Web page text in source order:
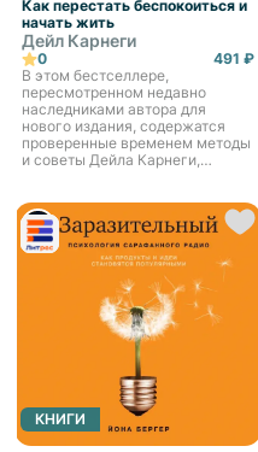
Как перестать беспокоиться и
начать жить
Дейл Карнеги
0
491 ₽
В этом бестселлере,
пересмотренном недавно
наследниками автора для
нового издания, содержатся
проверенные временем методы
и советы Дейла Карнеги,
сегодня формулы
практического поведе...
КНИГИ